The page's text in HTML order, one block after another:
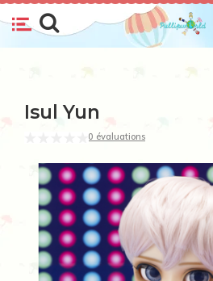
Isul Yun
0 évaluations